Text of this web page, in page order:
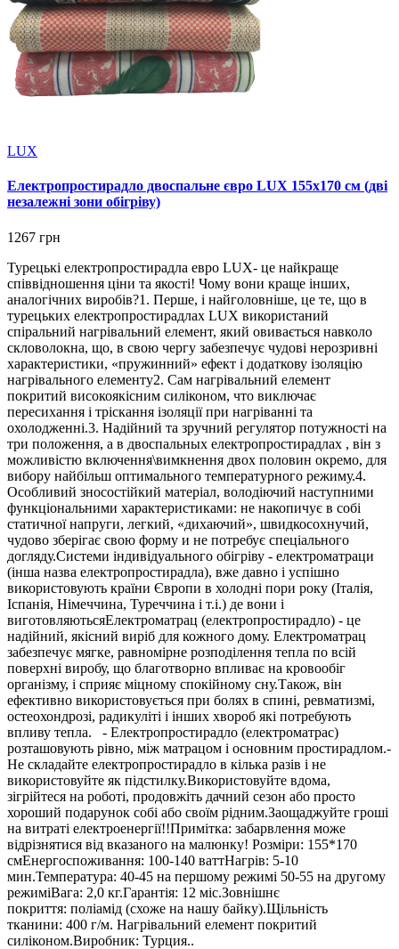
LUX
Електропростирадло двоспальне євро LUX 155х170 см (дві
незалежні зони обігріву)
1267 грн
Турецькі електропростирадла евро LUX- це найкраще
співвідношення ціни та якості! Чому вони краще інших,
аналогічних виробів?1. Перше, і найголовніше, це те, що в
турецьких електропростирадлах LUX використаний
спіральний нагрівальний елемент, який овивається навколо
скловолокна, що, в свою чергу забезпечує чудові нерозривні
характеристики, «пружинний» ефект і додаткову ізоляцію
нагрівального елементу2. Сам нагрівальний елемент
покритий високоякісним силіконом, что виключає
пересихання і тріскання ізоляції при нагріванні та
охолодженні.3. Надійний та зручний регулятор потужності на
три положення, а в двоспальных електропростирадлах , він з
можливістю включення\вимкнення двох половин окремо, для
вибору найбільш оптимального температурного режиму.4.
Особливий зносостійкий матеріал, володіючий наступними
функціональними характеристиками: не накопичує в собі
статичної напруги, легкий, «дихаючий», швидкосохнучий,
чудово зберігає свою форму и не потребує спеціального
догляду.Системи індивідуального обігріву - електроматраци
(інша назва електропростирадла), вже давно і успішно
використовують країни Європи в холодні пори року (Італія,
Іспанія, Німеччина, Туреччина і т.і.) де вони і
виготовляютьсяЕлектроматрац (електропростирадло) - це
надійний, якісний виріб для кожного дому. Електроматрац
забезпечує мягке, равномірне розподілення тепла по всій
поверхні виробу, що благотворно впливає на кровообіг
організму, і сприяє міцному спокійному сну.Також, він
ефективно використовується при болях в спині, ревматизмі,
остеохондрозі, радикуліті і інших хвороб які потребують
впливу тепла. - Електропростирадло (електроматрас)
розташовують рівно, між матрацом і основним простирадлом.-
Не складайте електропростирадло в кілька разів і не
використовуйте як підстилку.Використовуйте вдома,
зігрійтеся на роботі, продовжіть дачний сезон або просто
хороший подарунок собі або своїм рідним.Заощаджуйте гроші
на витраті електроенергії!!Примітка: забарвлення може
відрізнятися від вказаного на малюнку! Розміри: 155*170
смЕнергоспоживання: 100-140 ваттНагрів: 5-10
мин.Температура: 40-45 на першому режимі 50-55 на другому
режиміВага: 2,0 кг.Гарантія: 12 міс.Зовнішнє
покриття: поліамід (схоже на нашу байку).Щільність
тканини: 400 г/м. Нагрівальний елемент покритий
силіконом.Виробник: Турция..